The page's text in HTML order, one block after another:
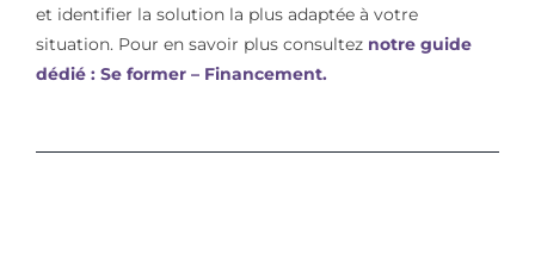
et identifier la solution la plus adaptée à votre
situation. Pour en savoir plus consulteznotre guide
dédié : Se former – Financement.